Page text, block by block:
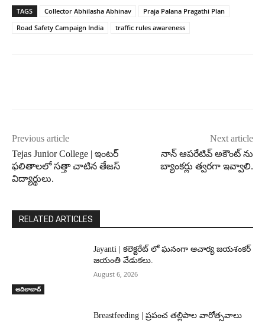
TAGS Collector Abhilasha Abhinav
Praja Palana Pragathi Plan
Road Safety Campaign India
traffic rules awareness
Previous article
Tejas Junior College | ఇంటర్
ఫలితాలలో సత్తా చాటిన తేజస్
విద్యార్థులు.
Next article
నాన్ ఆపరేటివ్ అకౌంట్ ను
బ్యాంకర్లు త్వరగా ఇవ్వాలి.
RELATED ARTICLES
ఆదిలాబాద్
Jayanti | కలెక్టరేట్ లో ఘనంగా ఆచార్య జయశంకర్
జయంతి వేడుకలు.
August 6, 2026
Breastfeeding | ప్రపంచ తల్లిపాల వారోత్సవాలు